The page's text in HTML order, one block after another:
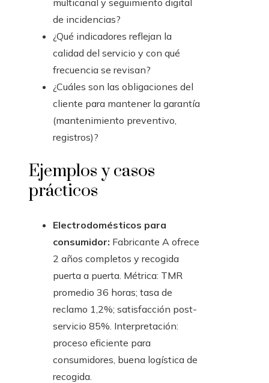
multicanal y seguimiento digital
de incidencias?
¿Qué indicadores reflejan la
calidad del servicio y con qué
frecuencia se revisan?
¿Cuáles son las obligaciones del
cliente para mantener la garantía
(mantenimiento preventivo,
registros)?
Ejemplos y casos
prácticos
Electrodomésticos para
consumidor: Fabricante A ofrece
2 años completos y recogida
puerta a puerta. Métrica: TMR
promedio 36 horas; tasa de
reclamo 1,2%; satisfacción post-
servicio 85%. Interpretación:
proceso eficiente para
consumidores, buena logística de
recogida.